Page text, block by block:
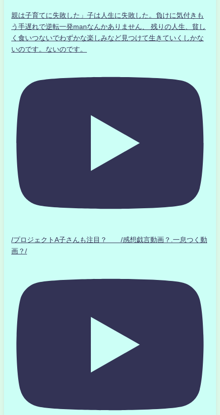
親は子育てに失敗した」子は人生に失敗した。負けに気付きも
う手遅れで逆転一発manなんかありません、 残りの人生、貧し
く食いつないでわずかな楽しみなど見つけて生きていくしかな
いのです。ないのです。
/プロジェクトA子さんも注目？ /感想戯言動画？.一息つく動
画？/